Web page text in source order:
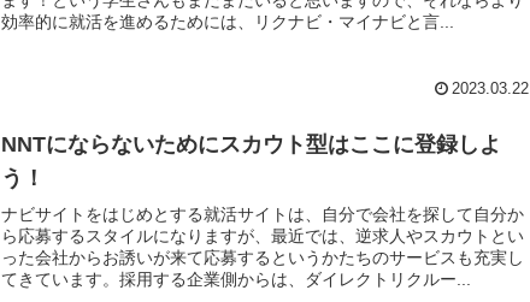
効率的に就活を進めるためには、リクナビ・マイナビと言...
2023.03.22
NNTにならないためにスカウト型はここに登録しよ
う！
ナビサイトをはじめとする就活サイトは、自分で会社を探して自分か
ら応募するスタイルになりますが、最近では、逆求人やスカウトとい
った会社からお誘いが来て応募するというかたちのサービスも充実し
てきています。採用する企業側からは、ダイレクトリクルー...